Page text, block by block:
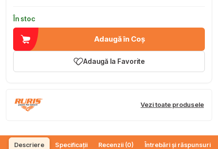
În stoc
Adaugă în Coș
Adaugă la Favorite
Vezi toate produsele
Descriere Specificații Recenzii (0) Întrebări și răspunsuri